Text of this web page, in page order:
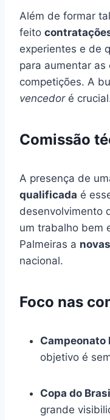
Além de formar
feito
experientes e de
para aumentar as
competições. A
vencedoré
Comissão
A presença de
qualificada é
desenvolvimento
um trabalho bem
Palmeiras a
nacional.
Foco nas
Campeonato
objetivo é
Copa do
grande